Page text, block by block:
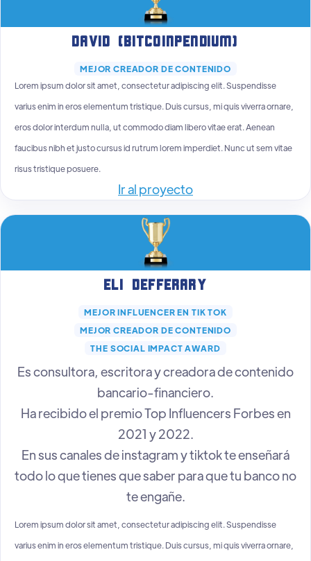
David (Bitcoinpendium)
MEJOR CREADOR DE CONTENIDO
Lorem ipsum dolor sit amet, consectetur adipiscing elit. Suspendisse
varius enim in eros elementum tristique. Duis cursus, mi quis viverra ornare,
eros dolor interdum nulla, ut commodo diam libero vitae erat. Aenean
faucibus nibh et justo cursus id rutrum lorem imperdiet. Nunc ut sem vitae
risus tristique posuere.
Ir al proyecto
Eli Defferary
MEJOR INFLUENCER EN TIK TOK
MEJOR CREADOR DE CONTENIDO
THE SOCIAL IMPACT AWARD
Es consultora, escritora y creadora de contenido
bancario-financiero.
Ha recibido el premio Top Influencers Forbes en
2021 y 2022.
En sus canales de instagram y tiktok te enseñará
todo lo que tienes que saber para que tu banco no
te engañe.
Lorem ipsum dolor sit amet, consectetur adipiscing elit. Suspendisse
varius enim in eros elementum tristique. Duis cursus, mi quis viverra ornare,